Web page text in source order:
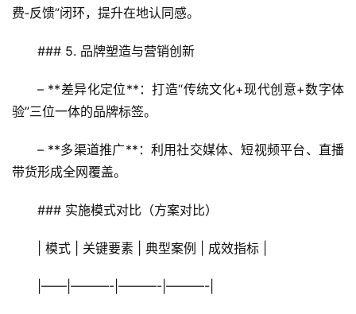
费‑反馈”闭环，提升在地认同感。
### 5. 品牌塑造与营销创新
– **差异化定位**：打造“传统文化+现代创意+数字体
验”三位一体的品牌标签。
– **多渠道推广**：利用社交媒体、短视频平台、直播
带货形成全网覆盖。
### 实施模式对比（方案对比）
| 模式 | 关键要素 | 典型案例 | 成效指标 |
|——|———-|———-|———-|